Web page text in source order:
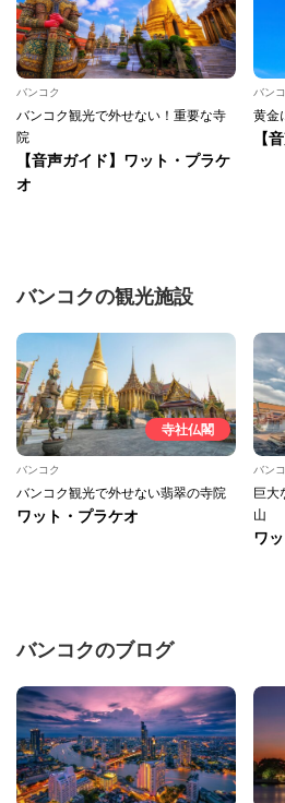
バンコク
バンコク観光で外せない！重要な寺
院
【音声ガイド】ワット・プラケ
オ
バン
黄金
【
バンコクの観光施設
寺社仏閣
バンコク
バンコク観光で外せない翡翠の寺院
ワット・プラケオ
バン
巨大
山
ワ
バンコクのブログ